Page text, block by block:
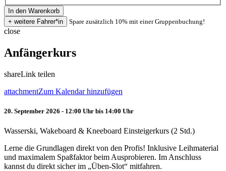
Spare zusätzlich 10% mit einer Gruppenbuchung!
close
Anfängerkurs
shareLink teilen
attachmentZum Kalendar hinzufügen
20. September 2026 - 12:00 Uhr bis 14:00 Uhr
Wasserski, Wakeboard & Kneeboard Einsteigerkurs (2 Std.)
Lerne die Grundlagen direkt von den Profis! Inklusive Leihmaterial
und maximalem Spaßfaktor beim Ausprobieren. Im Anschluss
kannst du direkt sicher im „Üben-Slot“ mitfahren.